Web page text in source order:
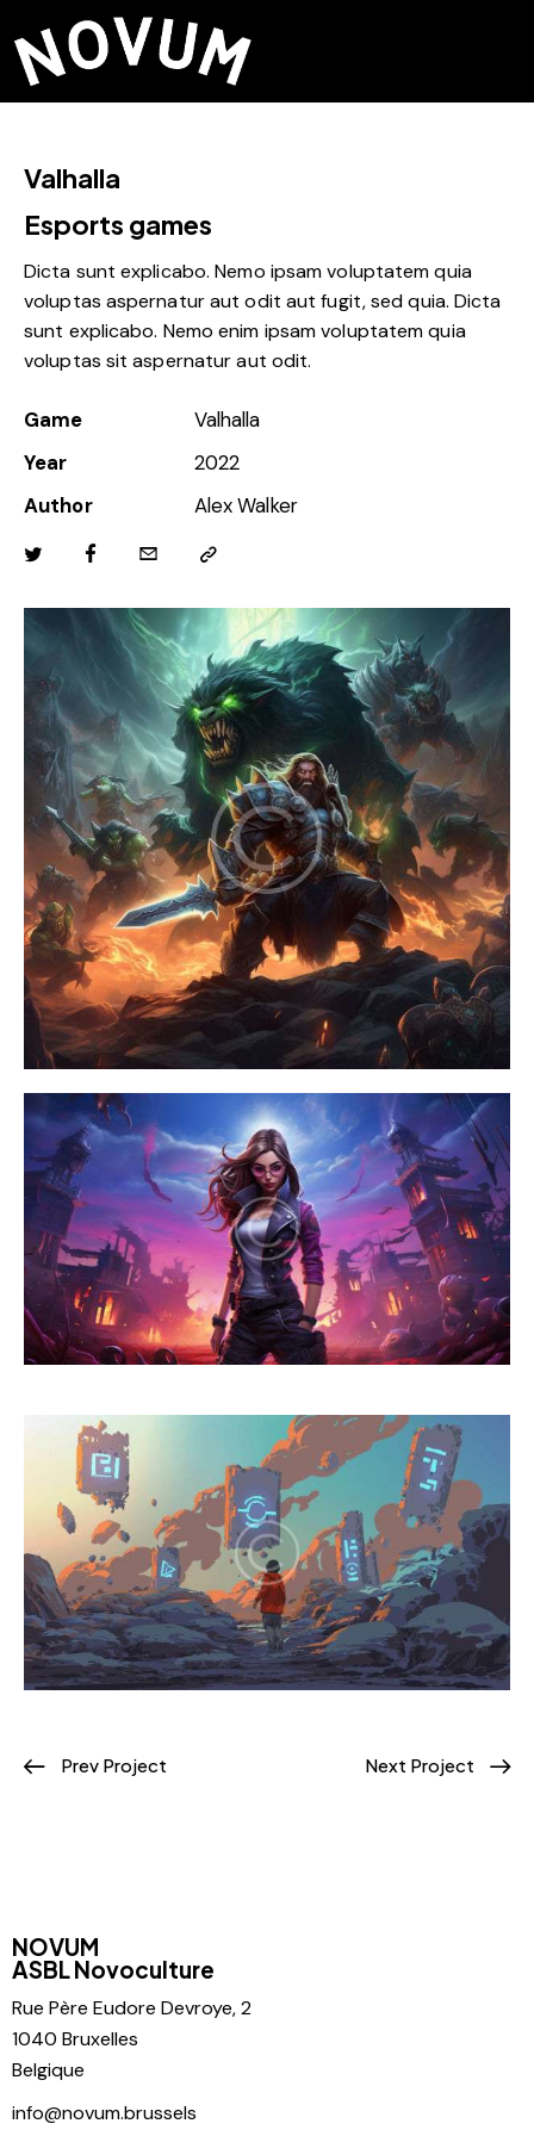
Valhalla
Esports games
Dicta sunt explicabo. Nemo ipsam voluptatem quia
voluptas aspernatur aut odit aut fugit, sed quia. Dicta
sunt explicabo. Nemo enim ipsam voluptatem quia
voluptas sit aspernatur aut odit.
Game
Valhalla
Year
2022
Author
Alex Walker
Prev Project Next Project
NOVUM
ASBL Novoculture
Rue Père Eudore Devroye, 2
1040 Bruxelles
Belgique
info@novum.brussels